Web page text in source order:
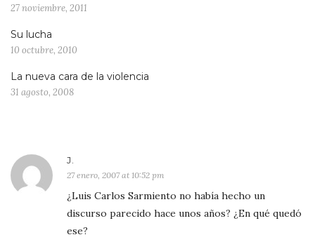
27 noviembre, 2011
Su lucha
10 octubre, 2010
La nueva cara de la violencia
31 agosto, 2008
J.
27 enero, 2007 at 10:52 pm
¿Luis Carlos Sarmiento no había hecho un
discurso parecido hace unos años? ¿En qué quedó
ese?